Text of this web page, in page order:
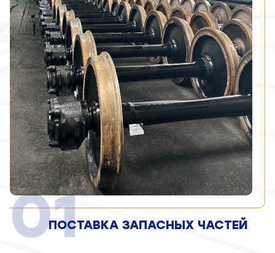
01ПОСТАВКА ЗАПАСНЫХ ЧАСТЕЙ
Ваше сообщение:
Оставить заявку